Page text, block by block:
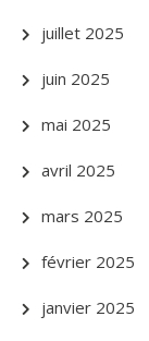
juillet 2025
juin 2025
mai 2025
avril 2025
mars 2025
février 2025
janvier 2025